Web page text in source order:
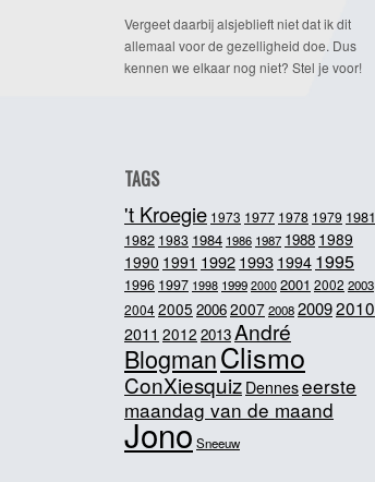
Vergeet daarbij alsjeblieft niet dat ik dit
allemaal voor de gezelligheid doe. Dus
kennen we elkaar nog niet? Stel je voor!
TAGS
't Kroegie 1973 1977 1978 1979 1981
1982 1983 1984 1986 1987 1988 1989
1990 1991 19921993 1994 1995
1996 1997 1998 1999 2000 2001 2002 2003
20042005 20062007200820092010
2011 2012 2013André
BlogmanClismo
ConXiesquiz Denneseerste
maandag van de maand
JonoSneeuw